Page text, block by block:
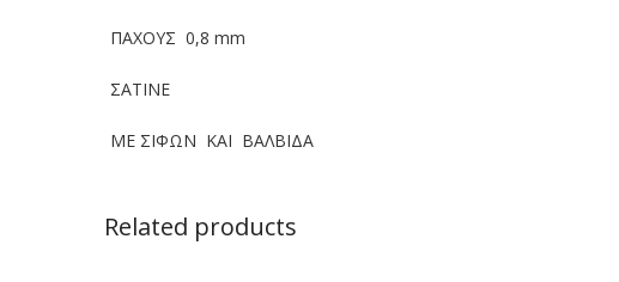
ΠΑΧΟΥΣ 0,8 mm
ΣΑΤΙΝΕ
ΜΕ ΣΙΦΩΝ ΚΑΙ ΒΑΛΒΙΔΑ
Related products